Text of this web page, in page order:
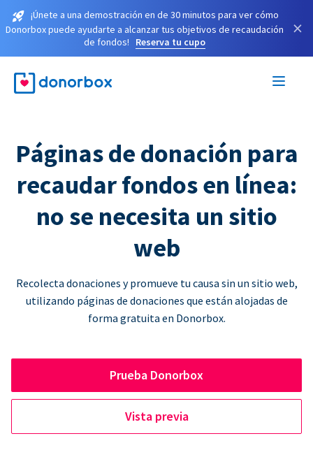
¡Únete a una demostración en de 30 minutos para ver cómo
Donorbox puede ayudarte a alcanzar tus objetivos de recaudación
de fondos!
Reserva tu cupo
×
Páginas de donación para
recaudar fondos en línea:
no se necesita un sitio
web
Recolecta donaciones y promueve tu causa sin un sitio web,
utilizando páginas de donaciones que están alojadas de
forma gratuita en Donorbox.
Prueba Donorbox
Vista previa